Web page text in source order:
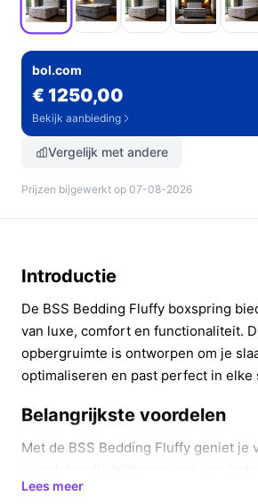
bol.com
€ 1250,00
Bekijk aanbieding
Vergelijk met andere
Prijzen bijgewerkt op 07-08-2026
Introductie
De BSS Bedding Fluffy boxspring
van luxe, comfort en functionaliteit.
opbergruimte is ontworpen om je
optimaliseren en past perfect in elke
Belangrijkste voordelen
Met de BSS Bedding Fluffy geniet je
zijn enkele concrete voordelen:
Lees meer